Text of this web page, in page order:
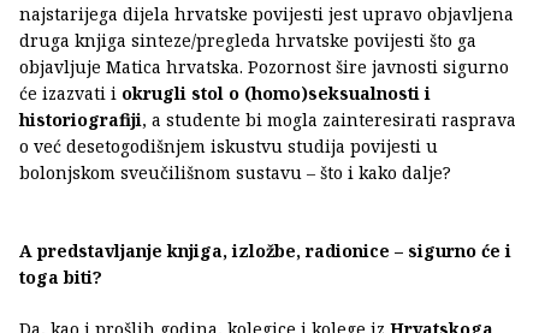
najstarijega dijela hrvatske povijesti jest upravo objavljena
druga knjiga sinteze/pregleda hrvatske povijesti što ga
objavljuje Matica hrvatska. Pozornost šire javnosti sigurno
će izazvati i okrugli stol o (homo)seksualnosti i
historiografiji, a studente bi mogla zainteresirati rasprava
o već desetogodišnjem iskustvu studija povijesti u
bolonjskom sveučilišnom sustavu – što i kako dalje?
A predstavljanje knjiga, izložbe, radionice – sigurno će i
toga biti?